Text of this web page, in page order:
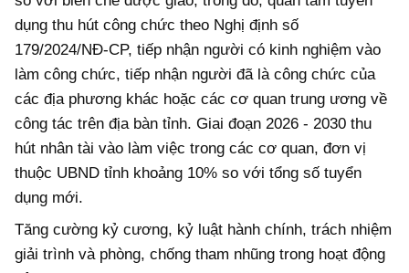
dụng thu hút công chức theo Nghị định số
179/2024/NĐ-CP, tiếp nhận người có kinh nghiệm vào
làm công chức, tiếp nhận người đã là công chức của
các địa phương khác hoặc các cơ quan trung ương về
công tác trên địa bàn tỉnh. Giai đoạn 2026 - 2030 thu
hút nhân tài vào làm việc trong các cơ quan, đơn vị
thuộc UBND tỉnh khoảng 10% so với tổng số tuyển
dụng mới.
Tăng cường kỷ cương, kỷ luật hành chính, trách nhiệm
giải trình và phòng, chống tham nhũng trong hoạt động